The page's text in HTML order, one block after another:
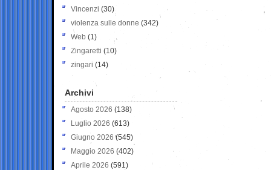
Vincenzi (30)
violenza sulle donne (342)
Web (1)
Zingaretti (10)
zingari (14)
Archivi
Agosto 2026 (138)
Luglio 2026 (613)
Giugno 2026 (545)
Maggio 2026 (402)
Aprile 2026 (591)